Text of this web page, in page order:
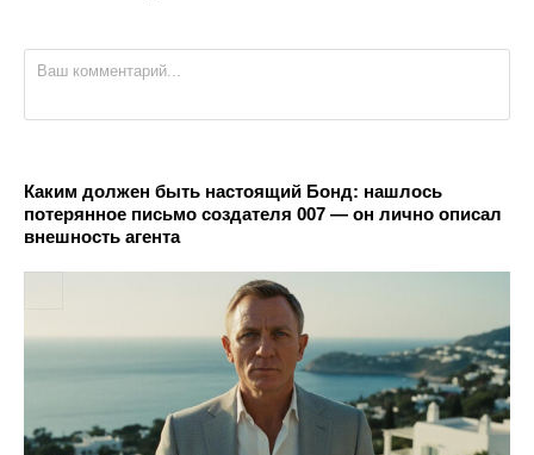
Каким должен быть настоящий Бонд: нашлось
потерянное письмо создателя 007 — он лично описал
внешность агента